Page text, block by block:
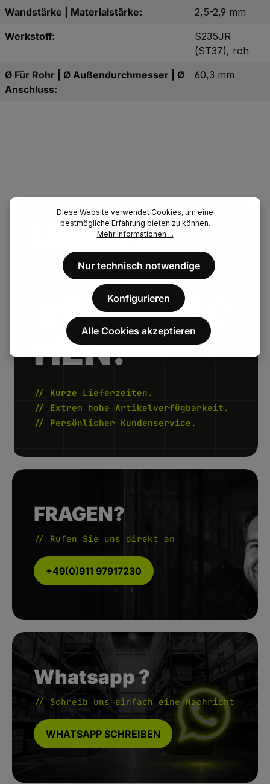
Wandstärke | Materialstärke:
2,5-2,9 mm
Werkstoff:
S235JR
(ST37), roh
Ø Für Rohr | Ø Außendurchmesser | Ø
Anschluss:
60,3 mm
UNSER.
FENAU.
VERSPREC
HEN.
// Kurze Lieferzeiten.
// Extrem hohe Artikelverfügbarkeit.
// Persönlicher Kundenservice.
FRAGEN?
// Rufen Sie uns direkt an
+49(0)911 97917230
Whatsapp ?
// Schreib uns einfach eine Nachricht
WHATSAPP SCHREIBEN
Diese Website verwendet Cookies, um eine
bestmögliche Erfahrung bieten zu können.
Mehr Informationen ...
Nur technisch notwendige
Konfigurieren
Alle Cookies akzeptieren